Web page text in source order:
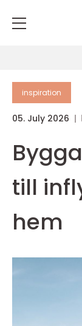
inspiration
05. July 2026
till
hem